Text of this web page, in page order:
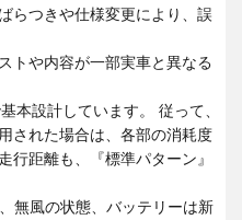
らつきや仕様変更により、誤
トや内容が一部実車と異なる
本設計しています。 従って、
された場合は、各部の消耗度
行距離も、『標準パターン』
無風の状態、バッテリーは新